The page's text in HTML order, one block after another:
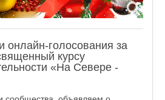
онлайн-голосования за
курсу
«На Севере -